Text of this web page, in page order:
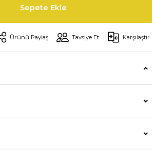
Sepete Ekle
Ürünü Paylaş Tavsiye Et Karşılaştır